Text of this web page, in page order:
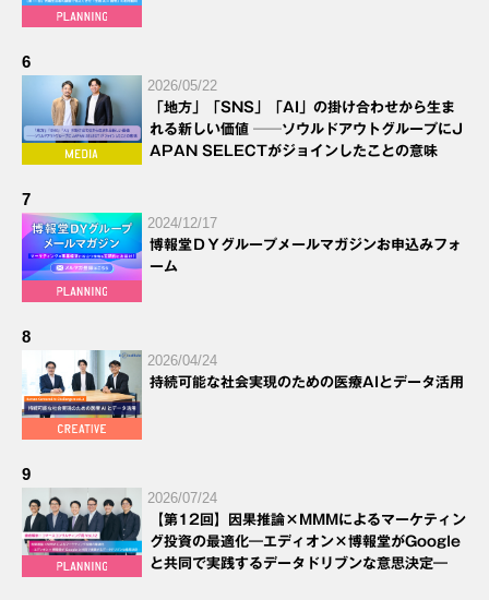
6
2026/05/22
「地方」「SNS」「AI」の掛け合わせから生ま
れる新しい価値 ──ソウルドアウトグループにJ
APAN SELECTがジョインしたことの意味
7
2024/12/17
博報堂ＤＹグループメールマガジンお申込みフォ
ーム
8
2026/04/24
持続可能な社会実現のための医療AIとデータ活用
9
2026/07/24
【第12回】因果推論×MMMによるマーケティン
グ投資の最適化―エディオン×博報堂がGoogle
と共同で実践するデータドリブンな意思決定―